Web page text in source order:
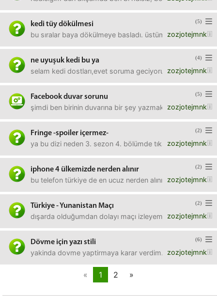
(5)
kedi tüy dökülmesi
zozjotejmnk
bu sıralar baya dökülmeye basladı. üstüme bi çıkıyor
(4)
ne uyuşuk kedi bu ya
zozjotejmnk
selam kedi dostları,evet soruma geciyorum. 3-4 gun
(5)
Facebook duvar sorunu
zozjotejmnk
şimdi ben birinin duvarına bir şey yazmak istiyorum ama
(2)
Fringe -spoiler içermez-
zozjotejmnk
ya bu dizi neden 3. sezon 4. bölümde tıkandı kaldı, yeni
(2)
iphone 4 ülkemizde nerden alınır
zozjotejmnk
bu telefon türkiye de en ucuz nerden alınır?
(2)
Türkiye - Yunanistan Maçı
zozjotejmnk
dışarda olduğumdan dolayı maçı izleyemedim çok
(6)
Dövme için yazı stili
zozjotejmnk
yakinda dovme yaptirmaya karar verdim. bi yazi
« 1 2 »